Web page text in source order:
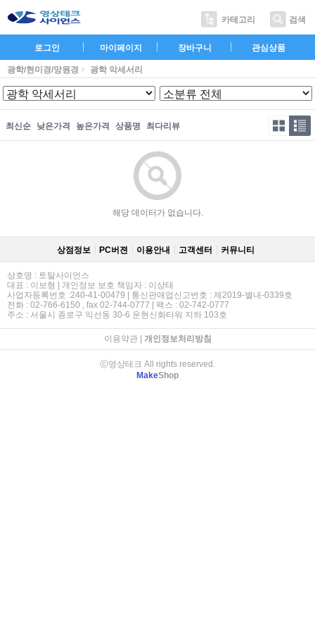
카테고리 검색
로그인 마이페이지 장바구니 관심상품
광학/현미경/망원경 광학 악세서리
최신순 낮은가격 높은가격 상품명 최다리뷰
해당 데이터가 없습니다.
상점정보 PC버젼 이용안내 고객센터 커뮤니티
상호명 : 토탈사이언스
대표 : 이보형 | 개인정보 보호 책임자 : 이상태
사업자등록번호 :240-41-00479 | 통신판매업신고번호 : 제2019-별내-0339호
전화 : 02-766-6150 , fax 02-744-0777 | 팩스 : 02-742-0777
주소 : 서울시 종로구 익선동 30-6 운현신화타워 지하 103호
이용약관| 개인정보처리방침
ⓒ영상테크 All rights reserved.
MakeShop